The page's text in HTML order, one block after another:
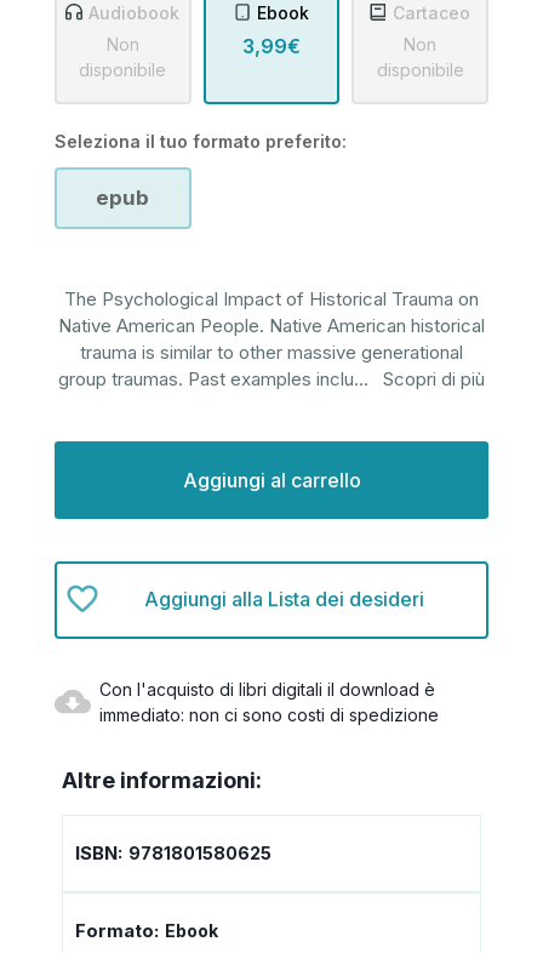
Audiobook
Non
disponibile
Ebook
3,99€
Cartaceo
Non
disponibile
Seleziona il tuo formato preferito:
epub
The Psychological Impact of Historical Trauma on
Native American People. Native American historical
trauma is similar to other massive generational
group traumas. Past examples inclu... Scopri di più
Aggiungi alla Lista dei desideri
Con l'acquisto di libri digitali il download è
immediato: non ci sono costi di spedizione
Altre informazioni:
ISBN: 9781801580625
Formato: Ebook